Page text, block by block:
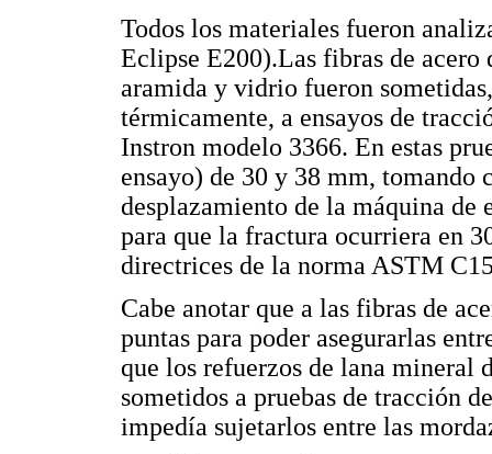
Todos los materiales fueron
Eclipse E200).Las fibras de
aramida y vidrio fueron
térmicamente, a ensayos de
Instron modelo 3366. En estas
ensayo) de 30 y 38 mm,
desplazamiento de la máquina de
para que la fractura ocurriera en
directrices de la norma ASTM
Cabe anotar que a las fibras de
puntas para poder asegurarlas
que los refuerzos de lana mineral
sometidos a pruebas de tracción
impedía sujetarlos entre las